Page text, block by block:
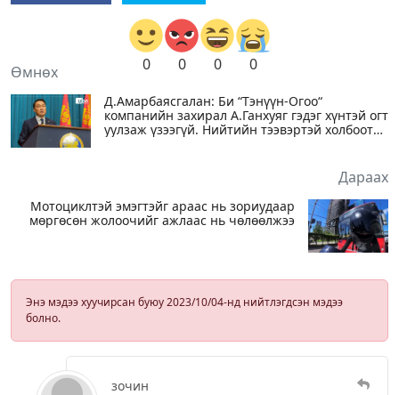
0 0 0 0
Өмнөх
Д.Амарбаясгалан: Би “Тэнүүн-Огоо“
компанийн захирал А.Ганхуяг гэдэг хүнтэй огт
уулзаж үзээгүй. Нийтийн тээвэртэй холбоотой
Дараах
Мотоциклтэй эмэгтэйг араас нь зориудаар
мөргөсөн жолоочийг ажлаас нь чөлөөлжээ
Энэ мэдээ хуучирсан буюу 2023/10/04-нд нийтлэгдсэн мэдээ
болно.
зочин